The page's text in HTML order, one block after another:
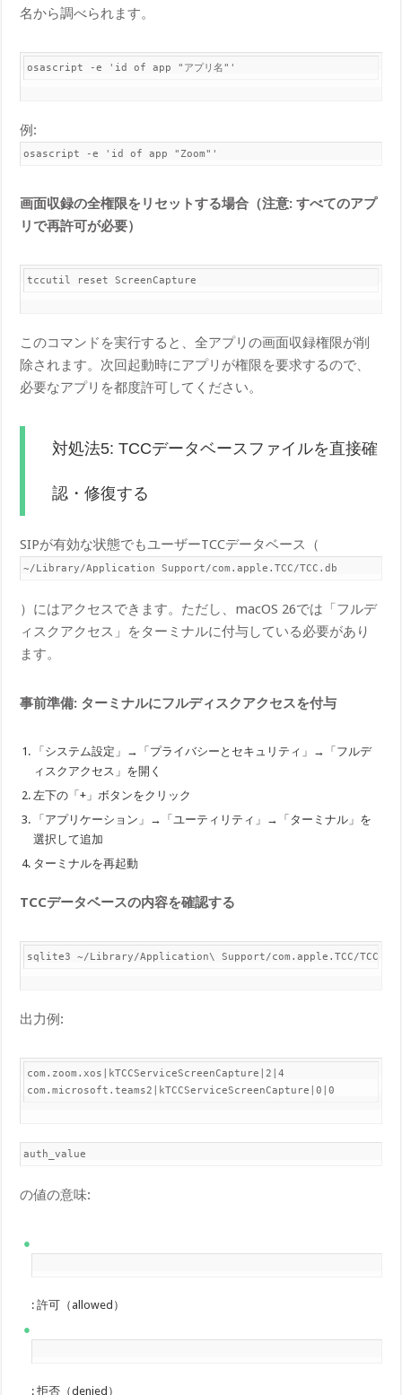
名から調べられます。
osascript -e 'id of app "アプリ名"'
例:
osascript -e 'id of app "Zoom"'
画面収録の全権限をリセットする場合（注意: すべてのアプ
リで再許可が必要）
tccutil reset ScreenCapture
このコマンドを実行すると、全アプリの画面収録権限が削
除されます。次回起動時にアプリが権限を要求するので、
必要なアプリを都度許可してください。
対処法5: TCCデータベースファイルを直接確
認・修復する
SIPが有効な状態でもユーザーTCCデータベース（
~/Library/Application Support/com.apple.TCC/TCC.db
）にはアクセスできます。ただし、macOS 26では「フルデ
ィスクアクセス」をターミナルに付与している必要があり
ます。
事前準備: ターミナルにフルディスクアクセスを付与
「システム設定」→「プライバシーとセキュリティ」→「フルデ
ィスクアクセス」を開く
左下の「+」ボタンをクリック
「アプリケーション」→「ユーティリティ」→「ターミナル」を
選択して追加
ターミナルを再起動
TCCデータベースの内容を確認する
sqlite3 ~/Library/Application\ Support/com.apple.TCC/TCC.db
出力例:
com.zoom.xos|kTCCServiceScreenCapture|2|4
com.microsoft.teams2|kTCCServiceScreenCapture|0|0
auth_value
の値の意味:
: 許可（allowed）
: 拒否（denied）